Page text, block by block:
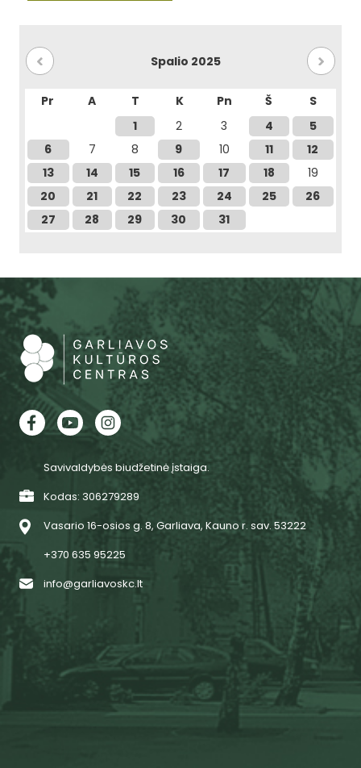
Spalio 2025
Pr A T K Pn Š
S
1
2 3 4
5
6
7 8 9 10 11
12
13
14 15 16 17 18
19
20
21 22 23 24 25
26
27
28 29 30 31
Savivaldybės biudžetinė įstaiga.
Kodas: 306279289
Vasario 16-osios g. 8, Garliava, Kauno r. sav. 53222
+370 635 95225
info@garliavoskc.lt